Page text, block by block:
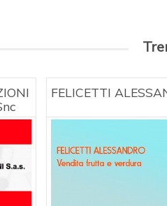
FELICETTI